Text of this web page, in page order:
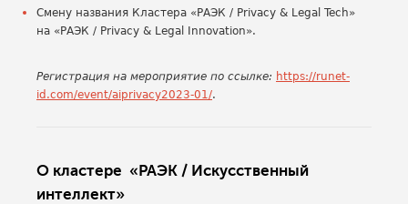
Смену названия Кластера «РАЭК / Privacy & Legal Tech»
на «РАЭК / Privacy & Legal Innovation».
Регистрация на мероприятие по ссылке: https://runet-
id.com/event/aiprivacy2023-01/.
О кластере «РАЭК / Искусственный
интеллект»